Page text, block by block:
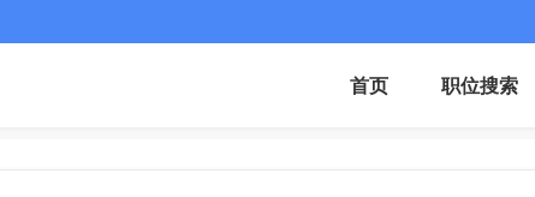
首页 职位搜索